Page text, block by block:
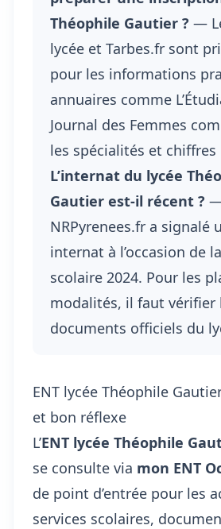
Théophile Gautier ? —
lycée et Tarbes.fr sont
pour les informations
annuaires comme
Journal des Femmes
les spécialités et chiffres
L’internat du lycée
Gautier est-il récent ?
NRPyrenees.fr a signalé
internat à l’occasion de
scolaire 2024. Pour les
modalités, il faut vérifier
documents officiels du
ENT lycée Théophile
et bon réflexe
L’ENT lycée Théophile
se consulte via mon ENT
de point d’entrée pour les
services scolaires,